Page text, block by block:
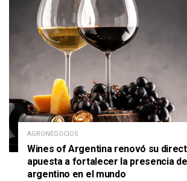
AGRONEGOCIOS
Wines of Argentina renovó su
apuesta a fortalecer la presencia
argentino en el mundo